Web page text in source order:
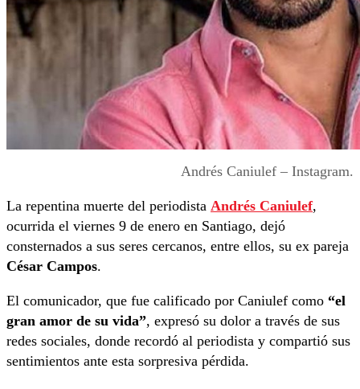
Andrés Caniulef – Instagram.
La repentina muerte del periodista Andrés Caniulef,
ocurrida el viernes 9 de enero en Santiago, dejó
consternados a sus seres cercanos, entre ellos, su ex pareja
César Campos.
El comunicador, que fue calificado por Caniulef como “el
gran amor de su vida”, expresó su dolor a través de sus
redes sociales, donde recordó al periodista y compartió sus
sentimientos ante esta sorpresiva pérdida.